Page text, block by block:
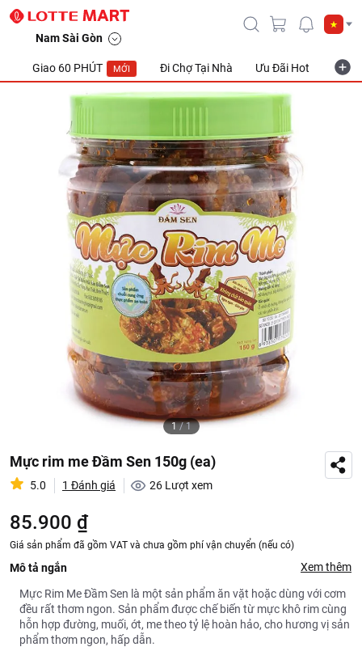
Nam Sài Gòn
Giao 60 PHÚT MỚI Đi Chợ Tại Nhà Ưu Đãi Hot
1/1
Mực rim me Đầm Sen 150g (ea)
5.0 1 Đánh giá 26 Lượt xem
85.900 ₫
Giá sản phẩm đã gồm VAT và chưa gồm phí vận chuyển (nếu có)
Mô tả ngắn Xem thêm
Mực Rim Me Đầm Sen là một sản phẩm ăn vặt hoặc dùng với cơm
đều rất thơm ngon. Sản phẩm được chế biến từ mực khô rim cùng
hỗn hợp đường, muối, ớt, me theo tỷ lệ hoàn hảo, cho hương vị sản
phẩm thơm ngon, hấp dẫn.